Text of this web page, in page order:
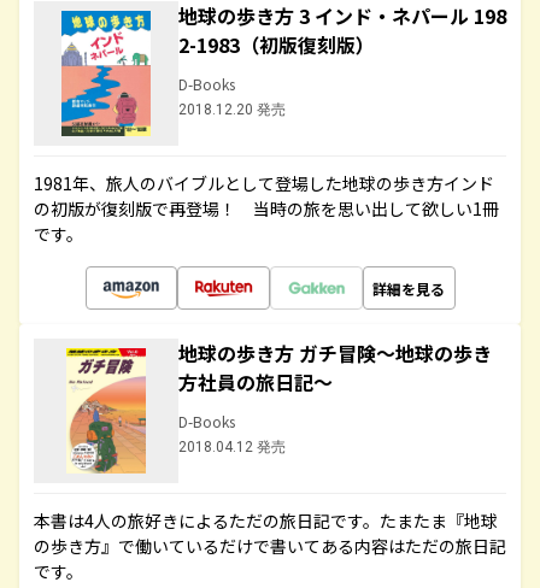
地球の歩き方 3 インド・ネパール 198
2-1983（初版復刻版）
D-Books
2018.12.20 発売
1981年、旅人のバイブルとして登場した地球の歩き方インド
の初版が復刻版で再登場！ 当時の旅を思い出して欲しい1冊
です。
詳細を見る
地球の歩き方 ガチ冒険～地球の歩き
方社員の旅日記～
D-Books
2018.04.12 発売
本書は4人の旅好きによるただの旅日記です。たまたま『地球
の歩き方』で働いているだけで書いてある内容はただの旅日記
です。